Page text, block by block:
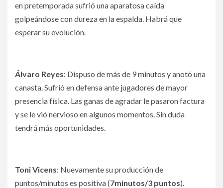
en pretemporada sufrió una aparatosa caída
golpeándose con dureza en la espalda. Habrá que
esperar su evolución.
Álvaro Reyes: Dispuso de más de 9 minutos y anotó una
canasta. Sufrió en defensa ante jugadores de mayor
presencia física. Las ganas de agradar le pasaron factura
y se le vió nervioso en algunos momentos. Sin duda
tendrá más oportunidades.
Toni Vicens: Nuevamente su producción de
puntos/minutos es positiva (7minutos/3 puntos).